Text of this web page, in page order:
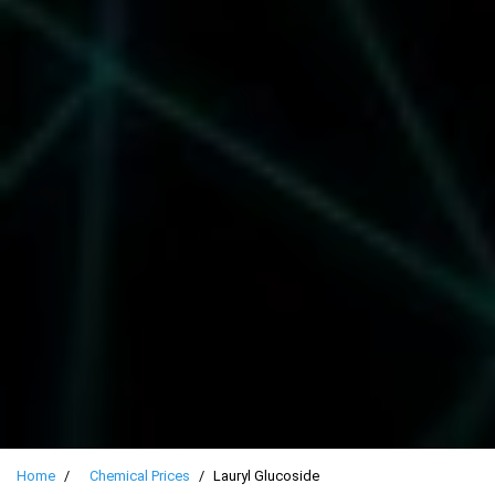
Home Chemical Prices Lauryl Glucoside